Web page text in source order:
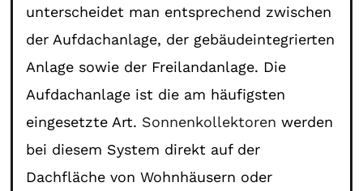
unterscheidet man entsprechend zwischen
der Aufdachanlage, der gebäudeintegrierten
Anlage sowie der Freilandanlage. Die
Aufdachanlage ist die am häufigsten
eingesetzte Art. Sonnenkollektoren werden
bei diesem System direkt auf der
Dachfläche von Wohnhäusern oder